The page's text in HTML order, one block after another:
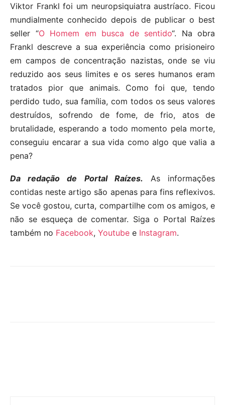
Viktor Frankl foi um neuropsiquiatra austríaco. Ficou
mundialmente conhecido depois de publicar o best
seller “O Homem em busca de sentido“. Na obra
Frankl descreve a sua experiência como prisioneiro
em campos de concentração nazistas, onde se viu
reduzido aos seus limites e os seres humanos eram
tratados pior que animais. Como foi que, tendo
perdido tudo, sua família, com todos os seus valores
destruídos, sofrendo de fome, de frio, atos de
brutalidade, esperando a todo momento pela morte,
conseguiu encarar a sua vida como algo que valia a
pena?
Da redação de Portal Raízes. As informações
contidas neste artigo são apenas para fins reflexivos.
Se você gostou, curta, compartilhe com os amigos, e
não se esqueça de comentar. Siga o Portal Raízes
também no Facebook, Youtube e Instagram.